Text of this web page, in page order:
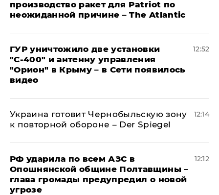
производство ракет для Patriot по
неожиданной причине – The Atlantic
ГУР уничтожило две установки
"С‑400" и антенну управления
"Орион" в Крыму – в Сети появилось
видео
12:52
Украина готовит Чернобыльскую зону
к повторной обороне – Der Spiegel
12:14
РФ ударила по всем АЗС в
Опошнянской общине Полтавщины –
глава громады предупредил о новой
угрозе
12:12